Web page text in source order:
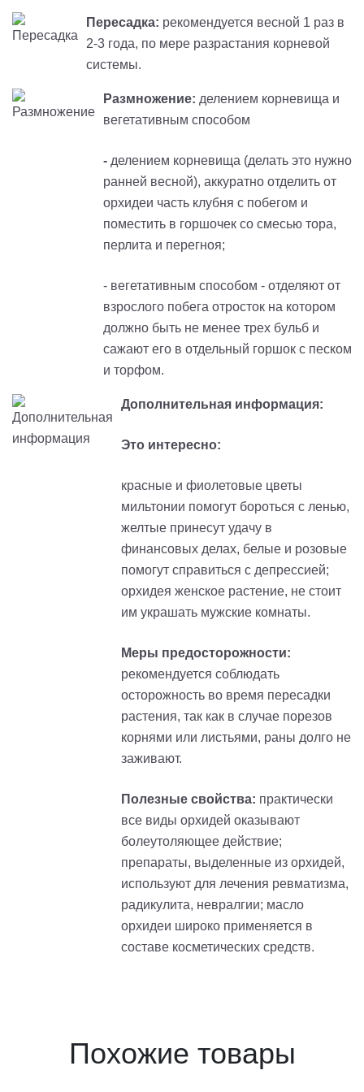
Пересадка: рекомендуется весной 1 раз в
2-3 года, по мере разрастания корневой
системы.
Размножение: делением корневища и
вегетативным способом
- делением корневища (делать это нужно
ранней весной), аккуратно отделить от
орхидеи часть клубня с побегом и
поместить в горшочек со смесью тора,
перлита и перегноя;
- вегетативным способом - отделяют от
взрослого побега отросток на котором
должно быть не менее трех бульб и
сажают его в отдельный горшок с песком
и торфом.
Дополнительная информация:
Это интересно:
красные и фиолетовые цветы
мильтонии помогут бороться с ленью,
желтые принесут удачу в
финансовых делах, белые и розовые
помогут справиться с депрессией;
орхидея женское растение, не стоит
им украшать мужские комнаты.
Меры предосторожности:
рекомендуется соблюдать
осторожность во время пересадки
растения, так как в случае порезов
корнями или листьями, раны долго не
заживают.
Полезные свойства: практически
все виды орхидей оказывают
болеутоляющее действие;
препараты, выделенные из орхидей,
используют для лечения ревматизма,
радикулита, невралгии; масло
орхидеи широко применяется в
составе косметических средств.
Похожие товары